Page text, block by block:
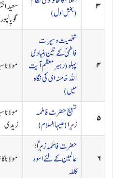
۳
(بخش اول)
سعید
۴
شخصیت و سیرت
فاطمیؑ کے تین بنیادی
پہلو (رہبر معظم آیت
اللہ خامنہ ای کی نگاہ
میں)
۵
تسبیح حضرت فاطمہ
زہرا (علیہا السلام)
زیدی
۶
حضرت فاطمہ زہراؑ؛
عالمین کے لئے اسوہ
کاملہ